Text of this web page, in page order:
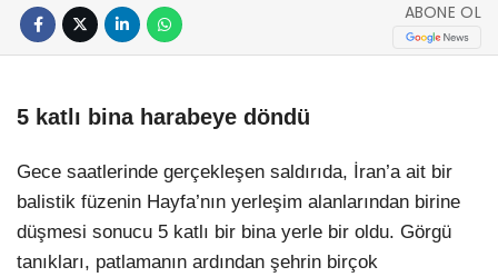
ABONE OL
5 katlı bina harabeye döndü
Gece saatlerinde gerçekleşen saldırıda, İran’a ait bir
balistik füzenin Hayfa’nın yerleşim alanlarından birine
düşmesi sonucu 5 katlı bir bina yerle bir oldu. Görgü
tanıkları, patlamanın ardından şehrin birçok